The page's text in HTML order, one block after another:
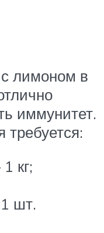
лимоном в
иммунитет.
требуется:
кг;
шт.